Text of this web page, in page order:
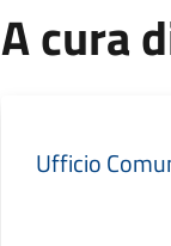
A cura
Ufficio